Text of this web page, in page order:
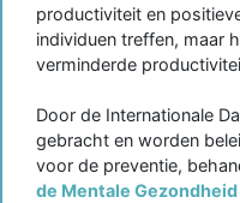
productiviteit en
individuen treffen, maar
verminderde
Door de Internationale
gebracht en worden
voor de preventie,
de Mentale Gezondheid